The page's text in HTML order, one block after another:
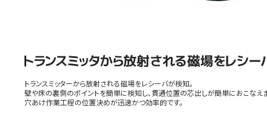
トランスミッターから放射される磁場をレシーバが検知。
壁や床の裏側のポイントを簡単に検知し、貫通位置の芯出しが簡単におこなえ
穴あけ作業工程の位置決めが迅速かつ効率的です。